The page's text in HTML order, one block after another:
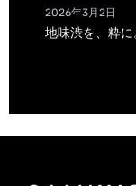
2026年3月2日
地味渋を、粋に